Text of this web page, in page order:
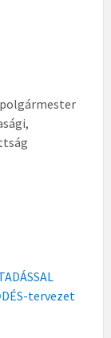
tervezet